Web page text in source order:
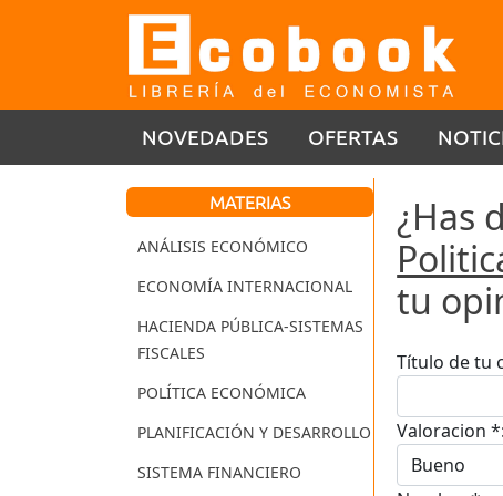
NOVEDADES OFERTAS
MATERIAS
ANÁLISIS ECONÓMICO
ECONOMÍA INTERNACIONAL
HACIENDA PÚBLICA-SISTEMAS
FISCALES
POLÍTICA ECONÓMICA
PLANIFICACIÓN Y DESARROLLO
SISTEMA FINANCIERO
¿Has
tu
Título de tu
Valoracion *: